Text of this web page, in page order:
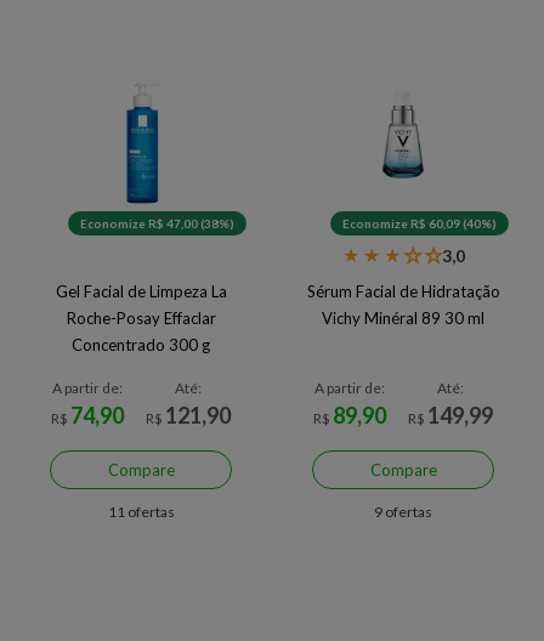
Economize R$ 47,00 (38%)
Gel Facial de Limpeza La
Roche-Posay Effaclar
Concentrado 300 g
A partir de:
R$ 74,90
Até:
R$ 121,90
Compare
11 ofertas
Economize R$ 60,09 (40%)
★ ★ ★★★3,0
Sérum Facial de Hidratação
Vichy Minéral 89 30 ml
A partir de:
R$ 89,90
Até:
R$ 149,99
Compare
9 ofertas